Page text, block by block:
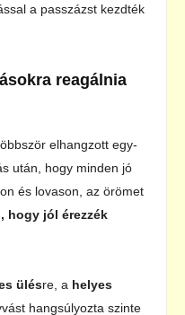
a passzázst kezdték
reagálnia
elhangzott egy-
után, hogy minden jó
és lovason, az örömet
hogy jól érezzék
ülésre, a helyes
hangsúlyozta szinte